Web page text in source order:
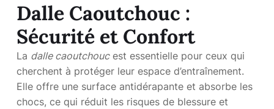
Dalle Caoutchouc :
Sécurité et Confort
La dalle caoutchoucest essentielle pour ceux qui
cherchent à protéger leur espace d’entraînement.
Elle offre une surface antidérapante et absorbe les
chocs, ce qui réduit les risques de blessure et